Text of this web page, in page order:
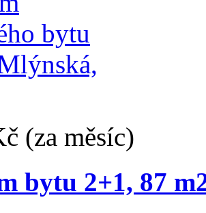
(za měsíc)
bytu 2+1, 87